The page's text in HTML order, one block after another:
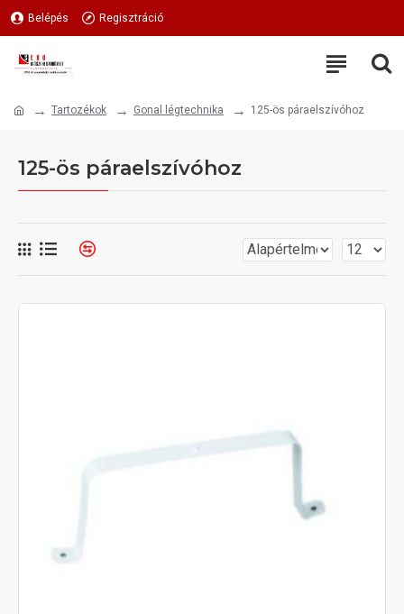
Belépés Regisztráció
Tartozékok Gonal légtechnika 125-ös páraelszívóhoz
125-ös páraelszívóhoz